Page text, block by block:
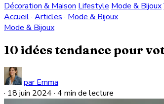
Décoration & Maison Lifestyle Mode & Bijoux
Accueil· Articles · Mode & Bijoux
Mode & Bijoux
10 idées tendance pour
par Emma
· 18 juin 2024 · 4 min de lecture